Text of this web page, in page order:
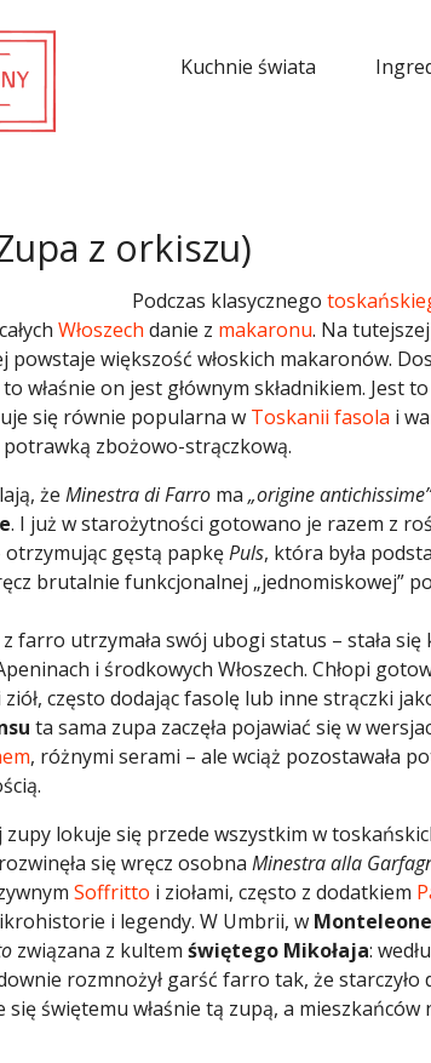
Kuchnie świata
z orkiszu)
Podczas klasycznego
Włoszech danie z makaronu. Na
powstaje większość włoskich makaronów.
to właśnie on jest głównym składnikiem. Jest
się równie popularna w Toskanii fasola i
potrawką zbożowo-strączkową.
że Minestra di Farro ma „origine antichissime”
. I już w starożytności gotowano je razem z
otrzymując gęstą papkęPuls, która była
brutalnie funkcjonalnej „jednomiskowej”
farro utrzymała swój ubogi status – stała się
i środkowych Włoszech. Chłopi
często dodając fasolę lub inne strączki
ta sama zupa zaczęła pojawiać się w
, różnymi serami – ale wciąż pozostawała
lokuje się przede wszystkim w
się wręcz osobna Minestra alla
Soffritto i ziołami, często z dodatkiem
i legendy. W Umbrii, w
związana z kultem świętego Mikołaja:
rozmnożył garść farro tak, że starczyło
się świętemu właśnie tą zupą, a mieszkańców